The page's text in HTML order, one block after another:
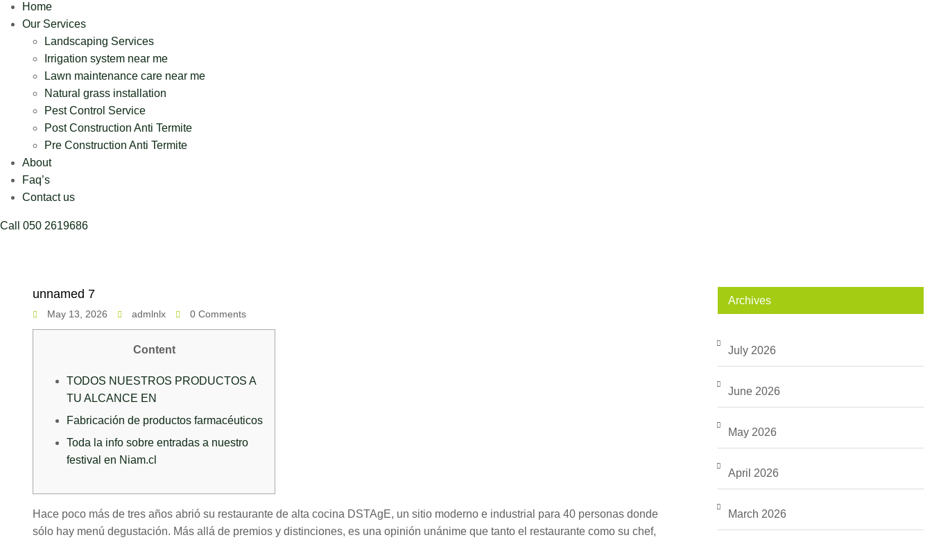
Home
Our Services
Landscaping Services
Irrigation system near me
Lawn maintenance care near me
Natural grass installation
Pest Control Service
Post Construction Anti Termite
Pre Construction Anti Termite
About
Faq’s
Contact us
Call 050 2619686
unnamed 7
May 13, 2026 admlnlx 0 Comments
Content
TODOS NUESTROS PRODUCTOS A
TU ALCANCE EN
Fabricación de productos farmacéuticos
Toda la info sobre entradas a nuestro
festival en Niam.cl
Hace poco más de tres años abrió su restaurante de alta cocina DSTAgE, un sitio moderno e industrial para 40 personas donde
sólo hay menú degustación. Más allá de premios y distinciones, es una opinión unánime que tanto el restaurante como su chef,
Archives
July 2026
June 2026
May 2026
April 2026
March 2026